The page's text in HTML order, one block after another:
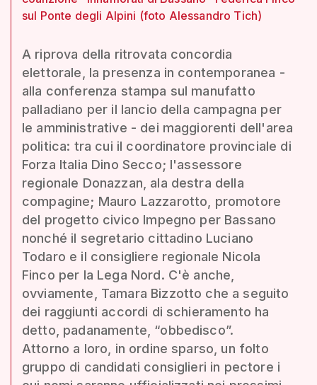
sul Ponte degli Alpini (foto Alessandro Tich)
A riprova della ritrovata concordia
elettorale, la presenza in contemporanea -
alla conferenza stampa sul manufatto
palladiano per il lancio della campagna per
le amministrative - dei maggiorenti dell'area
politica: tra cui il coordinatore provinciale di
Forza Italia Dino Secco; l'assessore
regionale Donazzan, ala destra della
compagine; Mauro Lazzarotto, promotore
del progetto civico Impegno per Bassano
nonché il segretario cittadino Luciano
Todaro e il consigliere regionale Nicola
Finco per la Lega Nord. C'è anche,
ovviamente, Tamara Bizzotto che a seguito
dei raggiunti accordi di schieramento ha
detto, padanamente, “obbedisco”.
Attorno a loro, in ordine sparso, un folto
gruppo di candidati consiglieri in pectore i